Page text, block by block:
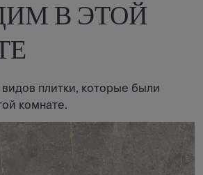
В ЭТОЙ
плитки, которые были
комнате.